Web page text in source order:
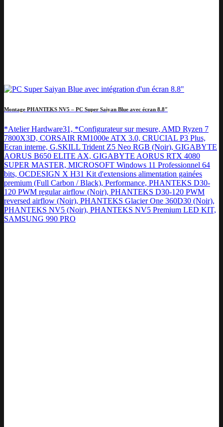
Montage PHANTEKS NV5 – PC Super Saiyan Blue avec écran 8.8″
*Atelier Hardware31, *Configurateur sur mesure, AMD Ryzen 7
7800X3D, CORSAIR RM1000e ATX 3.0, CRUCIAL P3 Plus,
Ecran interne, G.SKILL Trident Z5 Neo RGB (Noir), GIGABYTE
AORUS B650 ELITE AX, GIGABYTE AORUS RTX 4080
SUPER MASTER, MICROSOFT Windows 11 Professionnel 64
bits, OCDESIGN X H31 Kit d'extensions alimentation gainées
premium (Full Carbon / Black), Performance, PHANTEKS D30-
120 PWM regular airflow (Noir), PHANTEKS D30-120 PWM
reversed airflow (Noir), PHANTEKS Glacier One 360D30 (Noir),
PHANTEKS NV5 (Noir), PHANTEKS NV5 Premium LED KIT,
SAMSUNG 990 PRO